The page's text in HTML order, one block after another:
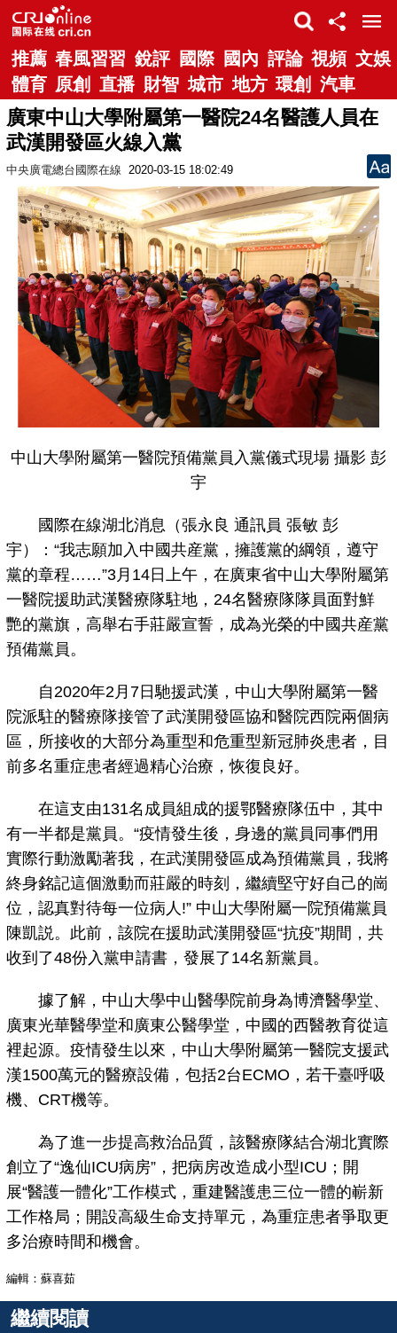
推薦 春風習習 銳評 國際 國內 評論 視頻 文娛
體育 原創 直播 財智 城市 地方 環創 汽車
廣東中山大學附屬第一醫院24名醫護人員在
武漢開發區火線入黨
中央廣電總台國際在線 2020-03-15 18:02:49
中山大學附屬第一醫院預備黨員入黨儀式現場 攝影 彭
宇
國際在線湖北消息（張永良 通訊員 張敏 彭
宇）：“我志願加入中國共産黨，擁護黨的綱領，遵守
黨的章程……”3月14日上午，在廣東省中山大學附屬第
一醫院援助武漢醫療隊駐地，24名醫療隊隊員面對鮮
艷的黨旗，高舉右手莊嚴宣誓，成為光榮的中國共産黨
預備黨員。
自2020年2月7日馳援武漢，中山大學附屬第一醫
院派駐的醫療隊接管了武漢開發區協和醫院西院兩個病
區，所接收的大部分為重型和危重型新冠肺炎患者，目
前多名重症患者經過精心治療，恢復良好。
在這支由131名成員組成的援鄂醫療隊伍中，其中
有一半都是黨員。“疫情發生後，身邊的黨員同事們用
實際行動激勵著我，在武漢開發區成為預備黨員，我將
終身銘記這個激動而莊嚴的時刻，繼續堅守好自己的崗
位，認真對待每一位病人!” 中山大學附屬一院預備黨員
陳凱説。此前，該院在援助武漢開發區“抗疫”期間，共
收到了48份入黨申請書，發展了14名新黨員。
據了解，中山大學中山醫學院前身為博濟醫學堂、
廣東光華醫學堂和廣東公醫學堂，中國的西醫教育從這
裡起源。疫情發生以來，中山大學附屬第一醫院支援武
漢1500萬元的醫療設備，包括2台ECMO，若干臺呼吸
機、CRT機等。
為了進一步提高救治品質，該醫療隊結合湖北實際
創立了“逸仙ICU病房”，把病房改造成小型ICU；開
展“醫護一體化”工作模式，重建醫護患三位一體的嶄新
工作格局；開設高級生命支持單元，為重症患者爭取更
多治療時間和機會。
編輯：蘇喜茹
繼續閱讀